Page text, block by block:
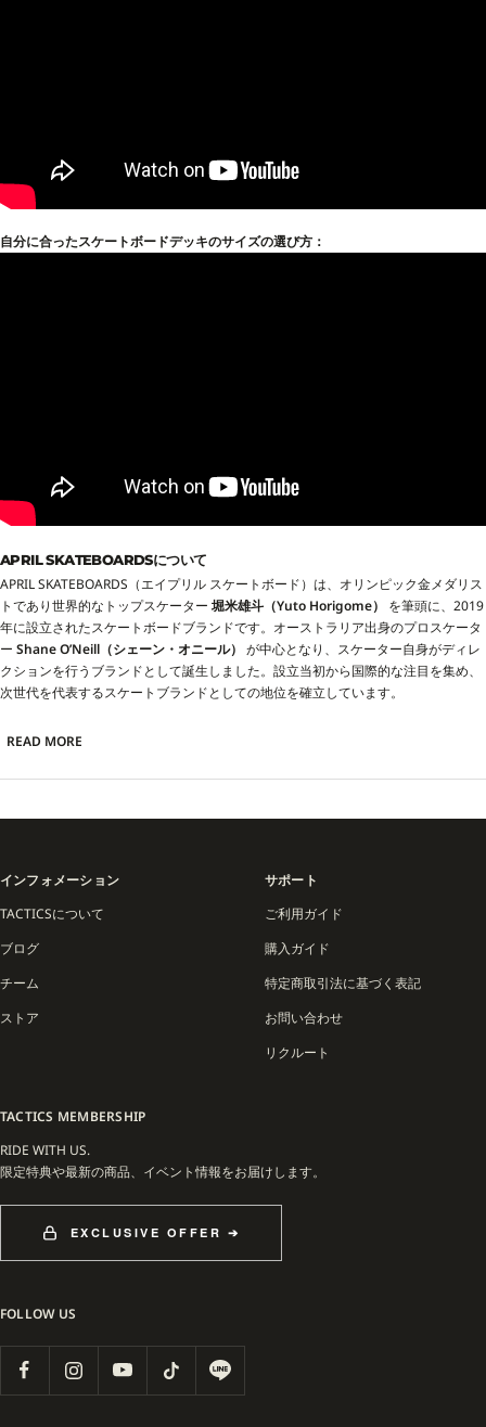
自分に合ったスケートボードデッキのサイズの選び方：
APRIL SKATEBOARDSについて
APRIL SKATEBOARDS（エイプリル スケートボード）は、オリンピック金メダリス
トであり世界的なトップスケーター 堀米雄斗（Yuto Horigome）
を筆頭に、2019
年に設立されたスケートボードブランドです。オーストラリア出身のプロスケータ
ー Shane O’Neill（シェーン・オニール） が中心となり、スケーター自身がディレ
クションを行うブランドとして誕生しました。設立当初から国際的な注目を集め、
次世代を代表するスケートブランドとしての地位を確立しています。
APRIL SKATEBOARDSの特徴は、チームライダーの強力なラインナップと洗練され
Rayssa Leal、Guy Mariano など、ストリートからコンテストシーンまで第一線で
デザイン面では、シンプルかつ現代的なグラフィックを基調にしながら、ブランド
された印象を与えます。アートやカルチャーとの親和性も高く、従来のスケートブ
ランドとは一線を画したスタイルが特徴です。
商品ラインナップは、デッキを中心にアパレルやアクセサリーも展開。高品質なメ
イプルウッドを使用したデッキは反発力や耐久性に優れ、ハードなストリートライ
ディングにも対応。アパレルはミニマルで着回しの効くデザインが多く、スケート
シーンのみならずストリートファッションとしても評価されています。
の声を反映したリアルなプロダクトを提供しています。その活動は、スケートショ
ップやコンテストだけでなく、映像作品やSNSを通じて世界中に広がり、ブランド
の存在感をさらに強固なものにしています。
を兼ね備えた現代スケートシーンの象徴的存在として、今後もグローバルなカルチ
ャーを牽引していくブランドです。
READ MORE
インフォメーション
TACTICSについて
ブログ
チーム
ストア
サポート
ご利用ガイド
購入ガイド
特定商取引法に基づく表記
お問い合わせ
リクルート
TACTICS MEMBERSHIP
RIDE WITH US.
限定特典や最新の商品、イベント情報をお届けします。
EXCLUSIVE OFFER ➔
FOLLOW US